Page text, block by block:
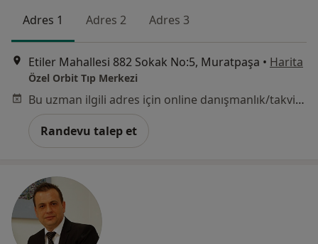
Adres 1 Adres 2 Adres 3
Etiler Mahallesi 882 Sokak No:5, Muratpaşa • Harita
Özel Orbit Tıp Merkezi
Bu uzman ilgili adres için online danışmanlık/takvim sunmuyor.
Randevu talep et